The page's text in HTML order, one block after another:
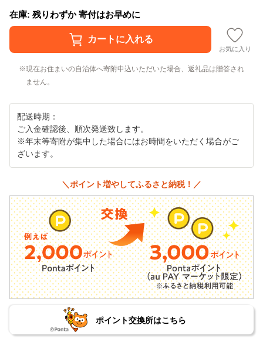
在庫: 残りわずか 寄付はお早めに
お気に入り
現在お住まいの自治体へ寄附申込いただいた場合、返礼品は贈答され
ません。
配送時期：
ご入金確認後、順次発送致します。
※年末等寄附が集中した場合にはお時間をいただく場合がご
ざいます。
＼ポイント増やしてふるさと納税！／
ポイント交換所はこちら